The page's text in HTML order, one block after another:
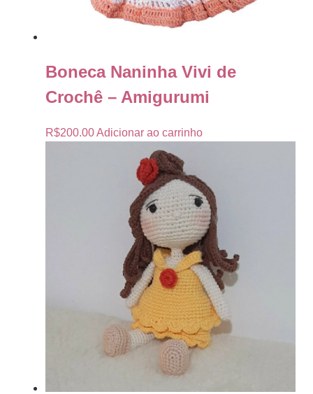
Boneca Naninha Vivi de
Crochê – Amigurumi
R$200.00Adicionar ao carrinho